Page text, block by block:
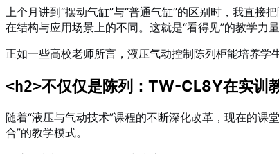
上个月讲到“摆动气缸”与“普通气缸”的区别时，我直
在结构与应用场景上的不同。这就是“看得见”的教学力
正如一些高校老师所言，液压气动控制陈列柜能培养学
<h2>不仅仅是陈列：TW-CL8Y在实训
随着“液压与气动技术”课程的不断深化改革，现在的
合”的教学模式。